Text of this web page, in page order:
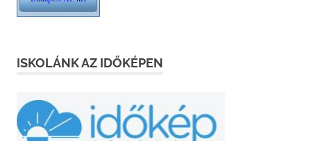
ISKOLÁNK AZ IDŐKÉPEN